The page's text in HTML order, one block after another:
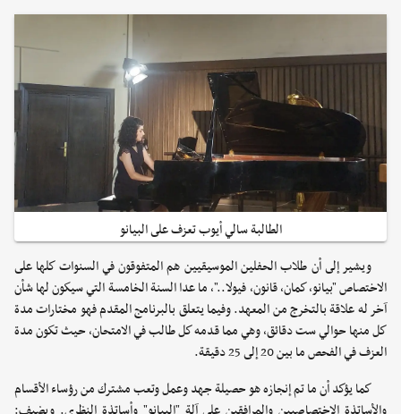
الطالبة سالي أيوب تعزف على البيانو
ويشير إلى أن طلاب الحفلين الموسيقيين هم المتفوقون في السنوات كلها على
الاختصاص "بيانو، كمان، قانون، فيولا.."، ما عدا السنة الخامسة التي سيكون لها شأن
آخر له علاقة بالتخرج من المعهد. وفيما يتعلق بالبرنامج المقدم فهو مختارات مدة
كل منها حوالي ست دقائق، وهي مما قدمه كل طالب في الامتحان، حيث تكون مدة
العزف في الفحص ما بين 20 إلى 25 دقيقة.
كما يؤكد أن ما تم إنجازه هو حصيلة جهد وعمل وتعب مشترك من رؤساء الأقسام